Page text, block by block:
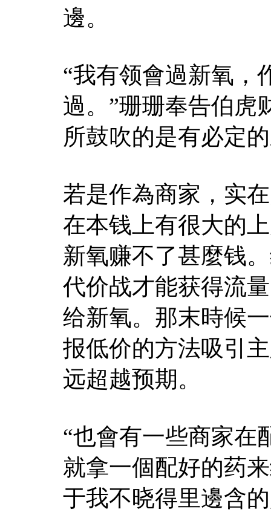
邊。
“我有领會過新氧，
過。”珊珊奉告伯虎
所鼓吹的是有必定
若是作為商家，实
在本钱上有很大的
新氧赚不了甚麼钱
代价战才能获得流
给新氧。那末時候
报低价的方法吸引
远超越预期。
“也會有一些商家在
就拿一個配好的药
于我不晓得里邊含